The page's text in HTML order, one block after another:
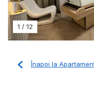
1 / 12
Înapoi la